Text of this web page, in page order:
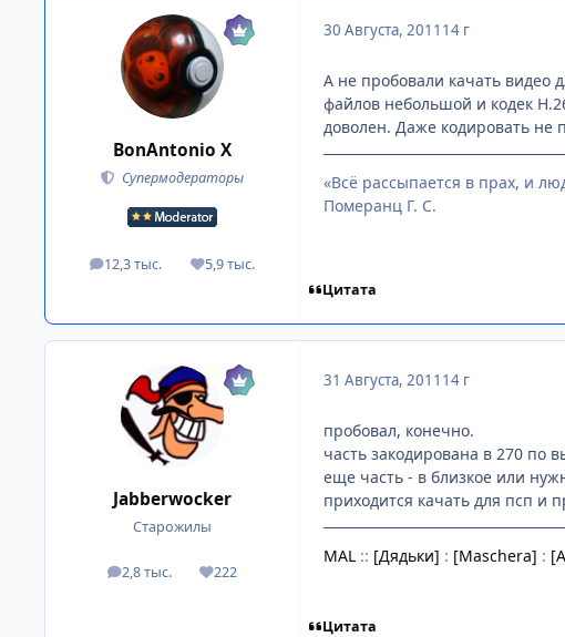
BonAntonio X
Супермодераторы
12,3 тыс.
посты 5,9 тыс.
Репутация
30 Августа, 2011 14 г
А не пробовали качать видео
файлов небольшой и кодек
доволен. Даже кодировать не
«Всё рассыпается в прах, и
Померанц Г. С.
Цитата
Jabberwocker
Старожилы
2,8 тыс.
посты 222
Репутация
31 Августа, 2011 14 г
пробовал, конечно.
часть закодирована в 270 по
еще часть - в близкое или
приходится качать для псп и
MAL :: [Дядьки] : [Maschera] :
Цитата